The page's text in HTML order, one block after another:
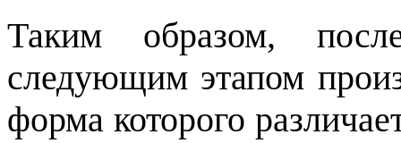
Таким образом,
следующим этапом
форма которого